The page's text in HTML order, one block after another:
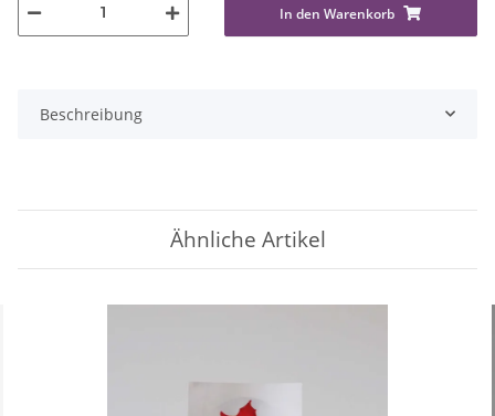
In den Warenkorb
Beschreibung
Ähnliche Artikel